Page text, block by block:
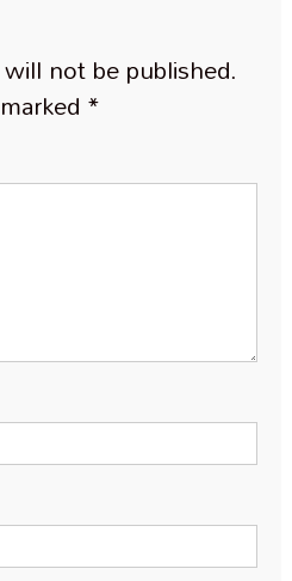
not be published.
*